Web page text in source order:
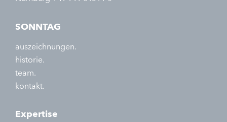
SONNTAG
auszeichnungen.
historie.
team.
kontakt.
Expertise